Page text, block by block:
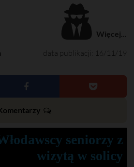
Więcej...
data publikacji: 16/11/19
seniorzy z
wizytą w solicy